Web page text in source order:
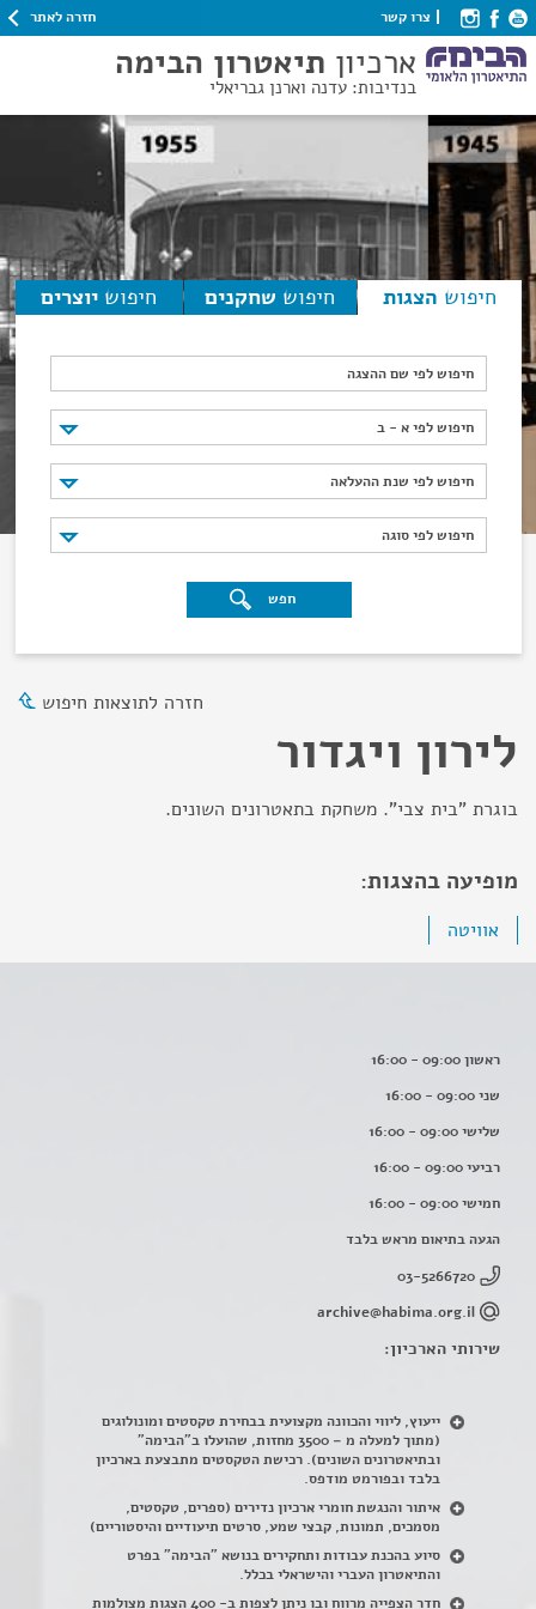
צרו קשר חזרה לאתר
ארכיון תיאטרון הבימה
בנדיבות: עדנה וארנן גבריאלי
חיפוש הצגות חיפוש שחקנים חיפוש יוצרים
חיפוש לפי שם ההצגה
חיפוש לפי א - ב
חיפוש לפי א - ב
חיפוש לפי שנת ההעלאה
חיפוש לפי שנת ההעלאה
חיפוש לפי סוגה
חיפוש לפי סוגה
חפש
חזרה לתוצאות חיפוש
לירון ויגדור
בוגרת "בית צבי". משחקת בתאטרונים השונים.
מופיעה בהצגות:
אוויטה
ראשון 09:00 - 16:00
שני 09:00 - 16:00
שלישי 09:00 - 16:00
רביעי 09:00 - 16:00
חמישי 09:00 - 16:00
הגעה בתיאום מראש בלבד
03-5266720
archive@habima.org.il
שירותי הארכיון:
ייעוץ, ליווי והכוונה מקצועית בבחירת טקסטים ומונולוגים
(מתוך למעלה מ – 3500 מחזות, שהועלו ב"הבימה"
ובתיאטרונים השונים). רכישת הטקסטים מתבצעת בארכיון
בלבד ובפורמט מודפס.
איתור והנגשת חומרי ארכיון נדירים (ספרים, טקסטים,
מסמכים, תמונות, קבצי שמע, סרטים תיעודיים והיסטוריים)
סיוע בהכנת עבודות ותחקירים בנושא "הבימה" בפרט
והתיאטרון העברי והישראלי בכלל.
חדר הצפייה מרווח ובו ניתן לצפות ב- 400 הצגות מצולמות